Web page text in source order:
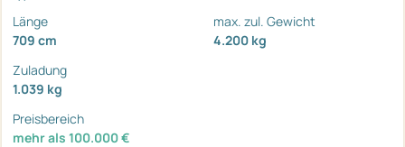
Länge
709 cm
max. zul. Gewicht
4.200 kg
Zuladung
1.039 kg
Preisbereich
mehr als 100.000 €